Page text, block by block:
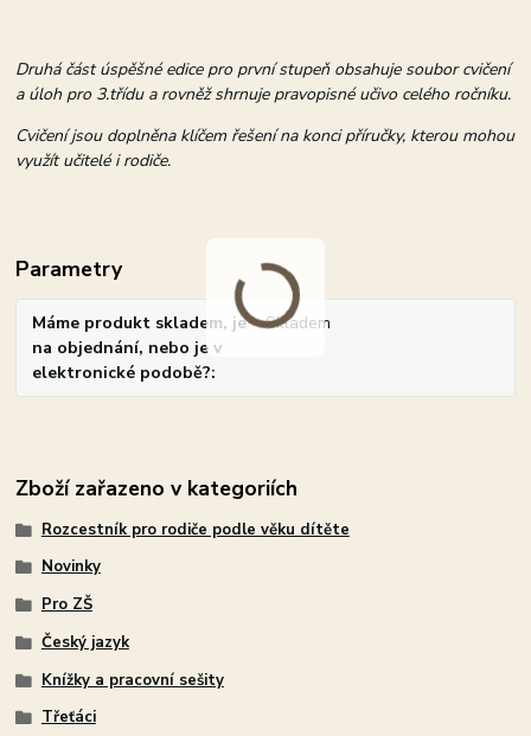
Druhá část úspěšné edice pro první stupeň obsahuje soubor cvičení
a úloh pro 3.třídu a rovněž shrnuje pravopisné učivo celého ročníku.
Cvičení jsou doplněna klíčem řešení na konci příručky, kterou mohou
využít učitelé i rodiče.
Parametry
Máme produkt skladem, je
na objednání, nebo je v
elektronické podobě?
Skladem
Zboží zařazeno v kategoriích
Rozcestník pro rodiče podle věku dítěte
Novinky
Pro ZŠ
Český jazyk
Knížky a pracovní sešity
Třeťáci